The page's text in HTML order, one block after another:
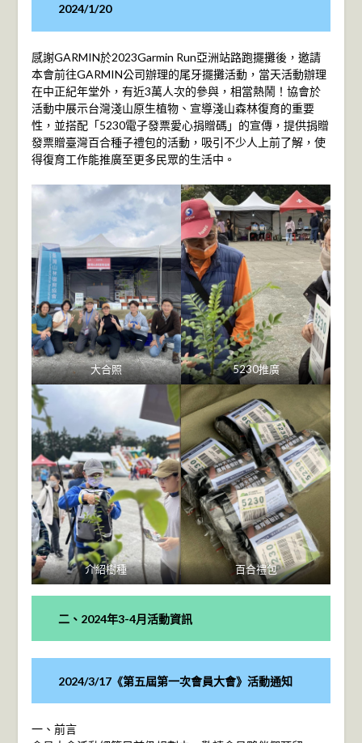
2024/1/20
感謝GARMIN於2023Garmin Run亞洲站路跑擺攤後，邀請
本會前往GARMIN公司辦理的尾牙擺攤活動，當天活動辦理
在中正紀年堂外，有近3萬人次的參與，相當熱鬧！協會於
活動中展示台灣淺山原生植物、宣導淺山森林復育的重要
性，並搭配「5230電子發票愛心捐贈碼」的宣傳，提供捐贈
發票贈臺灣百合種子禮包的活動，吸引不少人上前了解，使
得復育工作能推廣至更多民眾的生活中。
大合照 5230推廣
介紹樹種 百合禮包
二、 2024年3-4月活動資訊
2024/3/17《第五屆第一次會員大會》 活動通知
一、前言